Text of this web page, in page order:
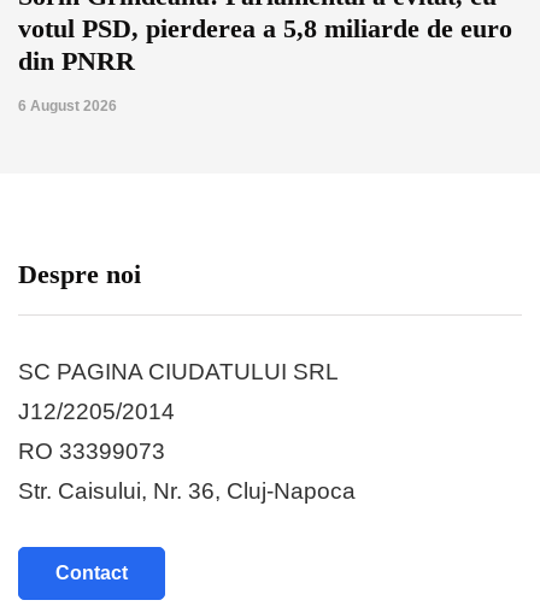
votul PSD, pierderea a 5,8 miliarde de euro
din PNRR
6 August 2026
Despre noi
SC PAGINA CIUDATULUI SRL
J12/2205/2014
RO 33399073
Str. Caisului, Nr. 36, Cluj-Napoca
Contact